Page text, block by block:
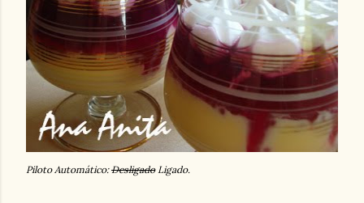
Piloto Automático:DesligadoLigado.